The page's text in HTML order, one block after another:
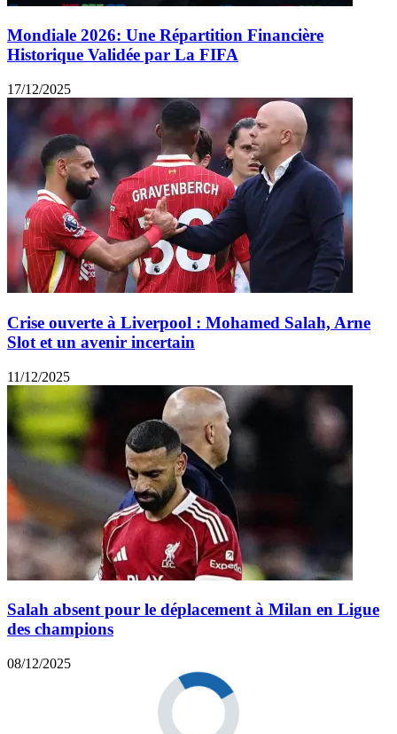
Mondiale 2026: Une Répartition Financière
Historique Validée par La FIFA
17/12/2025
Crise ouverte à Liverpool : Mohamed Salah, Arne
Slot et un avenir incertain
11/12/2025
Salah absent pour le déplacement à Milan en Ligue
des champions
08/12/2025